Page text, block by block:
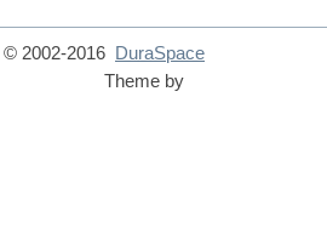
2002-2016
DuraSpace
Theme by